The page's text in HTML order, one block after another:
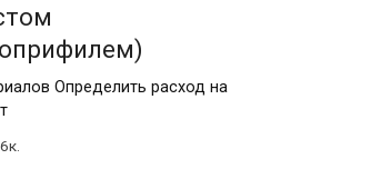
Определить расход на